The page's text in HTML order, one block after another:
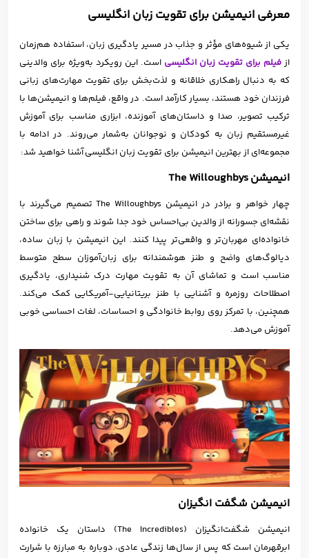
معرفی انیمیشن برای تقویت زبان انگلیسی
یکی از شیوه‌های مؤثر و جذاب در مسیر یادگیری زبان، استفاده هم‌زمان
از فیلم برای تقویت زبان انگلیسی است. این رویکرد به‌ویژه برای والدینی
که به دنبال راهکاری خلاقانه و لذت‌بخش برای تقویت مهارت‌های زبانی
فرزندان خود هستند، بسیار کارآمد است. در واقع، فیلم‌ها و انیمیشن‌ها با
ترکیب تصویر، صدا و داستان‌های آموزنده، ابزاری مناسب برای آموزش
غیرمستقیم زبان به کودکان و نوجوانان به‌شمار می‌روند. در ادامه با
مجموعه‌ای از بهترین انیمیشن برای تقویت زبان انگلیسی آشنا خواهید شد:
انیمیشن The Willoughbys
چهار خواهر و برادر در انیمیشن The Willoughbys تصمیم می‌گیرند با
نقشه‌ای جسورانه از والدین بی‌احساس خود جدا شوند و راهی برای ساختن
خانواده‌ای مهربان‌تر و واقعی‌تر پیدا کنند. این انیمیشن با زبان ساده،
دیالوگ‌های واضح و طنز هوشمندانه برای زبان‌آموزان سطح متوسط
مناسب است و تماشای آن به تقویت مهارت درک شنیداری، یادگیری
اصطلاحات روزمره و آشنایی با طنز بریتانیایی-آمریکایی کمک می‌کند.
همچنین، با تمرکز روی روابط خانوادگی و احساسات، لغات احساسی خوبی
آموزش می‌دهد.
انیمیشن شگفت انگیزان
انیمیشن شگفت‌انگیزان (The Incredibles) داستان یک خانواده
ابرقهرمان است که پس از سال‌ها زندگی عادی، دوباره به مبارزه با شرارت